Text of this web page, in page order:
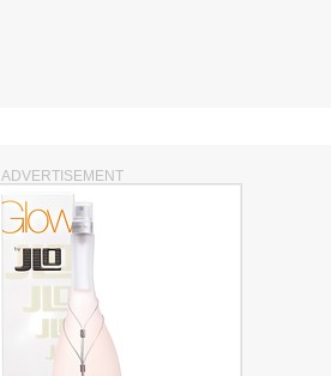
ADVERTISEMENT